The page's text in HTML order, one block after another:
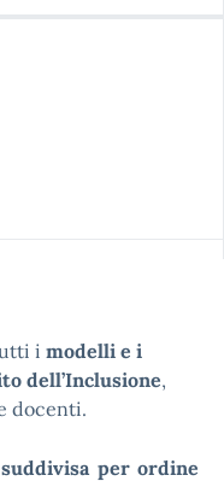
i modelli e i
dell’Inclusione,
docenti.
per ordine